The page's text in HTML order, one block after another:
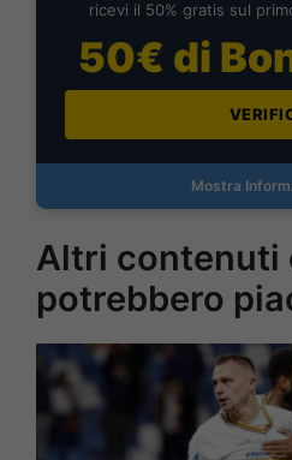
ricevi il 50% gratis sul
50€ di
Mostra
Altri contenuti
potrebbero